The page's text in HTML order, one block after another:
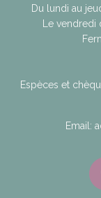
Du lundi au
Le vendredi
Espèces et
Email: